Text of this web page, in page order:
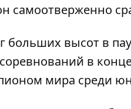
самоотверженно
больших высот в
в
мира среди